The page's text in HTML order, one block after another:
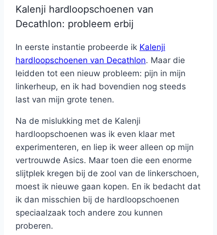
Kalenji hardloopschoenen van
Decathlon: probleem erbij
In eerste instantie probeerde ik Kalenji
hardloopschoenen van Decathlon. Maar die
leidden tot een nieuw probleem: pijn in mijn
linkerheup, en ik had bovendien nog steeds
last van mijn grote tenen.
Na de mislukking met de Kalenji
hardloopschoenen was ik even klaar met
experimenteren, en liep ik weer alleen op mijn
vertrouwde Asics. Maar toen die een enorme
slijtplek kregen bij de zool van de linkerschoen,
moest ik nieuwe gaan kopen. En ik bedacht dat
ik dan misschien bij de hardloopschoenen
speciaalzaak toch andere zou kunnen
proberen.